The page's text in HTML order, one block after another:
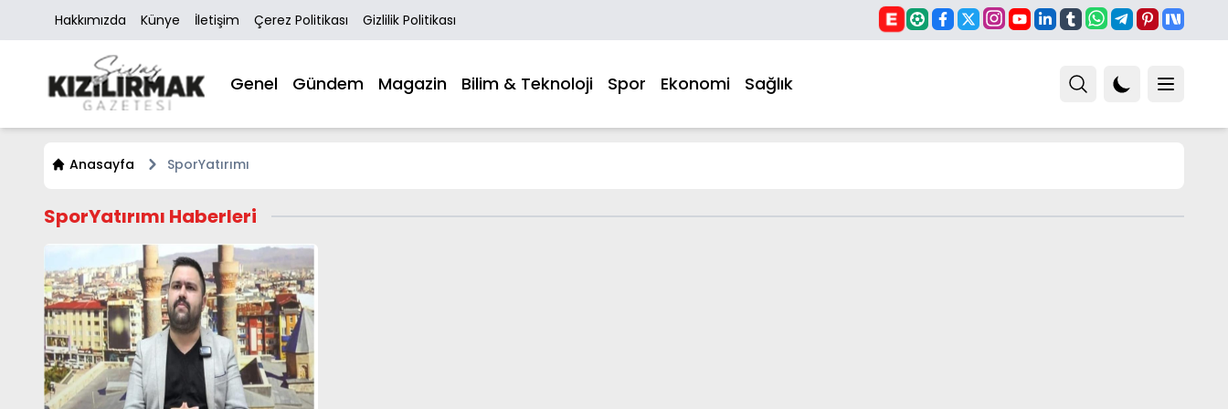
Hakkımızda Künye İletişim Çerez Politikası Gizlilik Politikası
Genel Gündem Magazin Bilim & Teknoloji Spor Ekonomi Sağlık
Anasayfa SporYatırımı
SporYatırımı Haberleri